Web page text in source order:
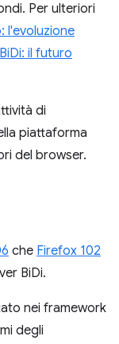
Per ulteriori
l'evoluzione
il futuro
di
piattaforma
del browser.
che Firefox 102
BiDi.
nei framework
degli